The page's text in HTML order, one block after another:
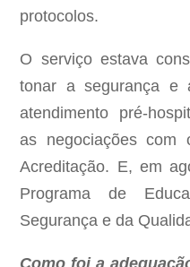
protocolos.
O serviço estava
tonar a segurança e
atendimento pré-
as negociações com
Acreditação. E, em
Programa de
Segurança e da